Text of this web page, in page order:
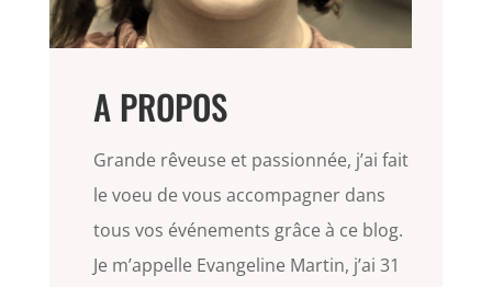
A PROPOS
Grande rêveuse et passionnée, j’ai fait
le voeu de vous accompagner dans
tous vos événements grâce à ce blog.
Je m’appelle Evangeline Martin, j’ai 31